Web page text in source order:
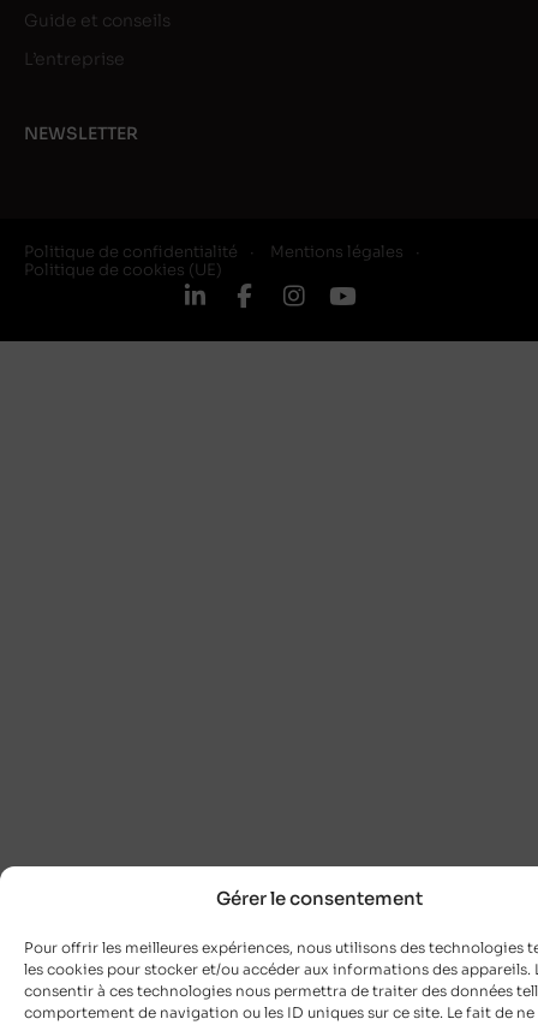
Gérer le consentement
Pour offrir les meilleures expériences, nous utilisons des technologies
les cookies pour stocker et/ou accéder aux informations des appareils.
consentir à ces technologies nous permettra de traiter des données
comportement de navigation ou les ID uniques sur ce site. Le fait de ne
Guide et conseils
L’entreprise
NEWSLETTER
Politique de confidentialité
Mentions légales
Politique de cookies (UE)